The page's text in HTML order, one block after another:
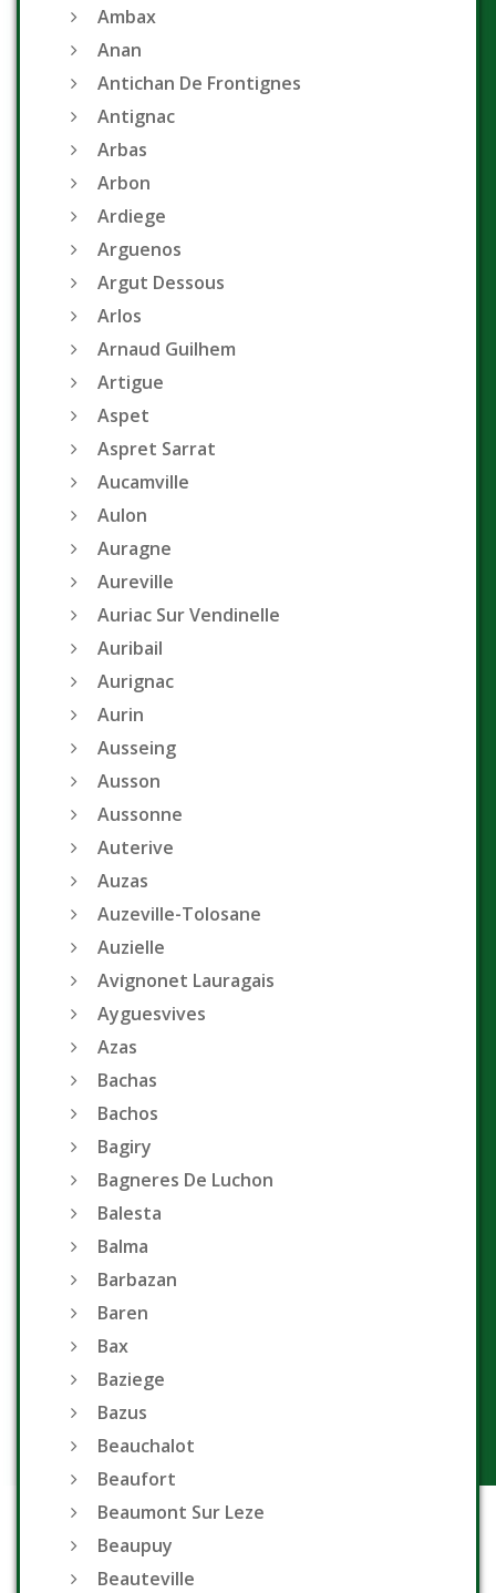
Ambax
Anan
Antichan De Frontignes
Antignac
Arbas
Arbon
Ardiege
Arguenos
Argut Dessous
Arlos
Arnaud Guilhem
Artigue
Aspet
Aspret Sarrat
Aucamville
Aulon
Auragne
Aureville
Auriac Sur Vendinelle
Auribail
Aurignac
Aurin
Ausseing
Ausson
Aussonne
Auterive
Auzas
Auzeville-Tolosane
Auzielle
Avignonet Lauragais
Ayguesvives
Azas
Bachas
Bachos
Bagiry
Bagneres De Luchon
Balesta
Balma
Barbazan
Baren
Bax
Baziege
Bazus
Beauchalot
Beaufort
Beaumont Sur Leze
Beaupuy
Beauteville